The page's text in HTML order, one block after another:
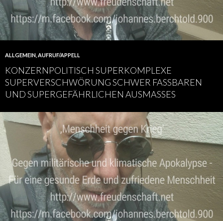
ALLGEMEIN AUFRUF/APPELL
KONZERNPOLITISCH SUPERKOMPLEXE
SUPERVERSCHWÖRUNG SCHWER FASSBAREN
UND SUPERGEFÄHRLICHEN AUSMASSES